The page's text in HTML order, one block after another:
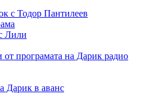
с Тодор Пантилеев
Лили
програмата на Дарик радио
Дарик в аванс